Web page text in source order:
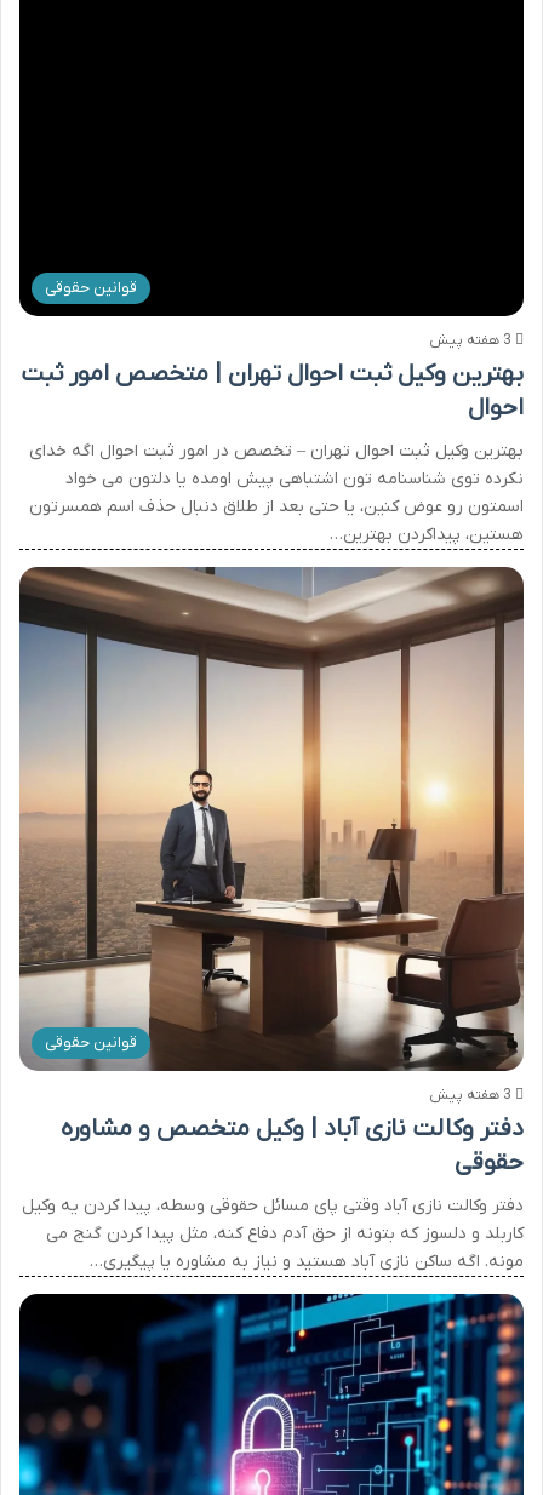
قوانین حقوقی
3 هفته پیش
بهترین وکیل ثبت احوال تهران | متخصص امور ثبت
احوال
بهترین وکیل ثبت احوال تهران – تخصص در امور ثبت احوال اگه خدای
نکرده توی شناسنامه تون اشتباهی پیش اومده یا دلتون می خواد
اسمتون رو عوض کنین، یا حتی بعد از طلاق دنبال حذف اسم همسرتون
هستین، پیداکردن بهترین…
قوانین حقوقی
3 هفته پیش
دفتر وکالت نازی آباد | وکیل متخصص و مشاوره
حقوقی
دفتر وکالت نازی آباد وقتی پای مسائل حقوقی وسطه، پیدا کردن یه وکیل
کاربلد و دلسوز که بتونه از حق آدم دفاع کنه، مثل پیدا کردن گنج می
مونه. اگه ساکن نازی آباد هستید و نیاز به مشاوره یا پیگیری…